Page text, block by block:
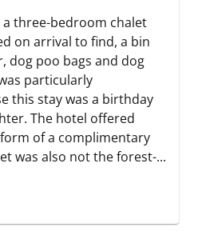
three-bedroom chalet
on arrival to find, a bin
dog poo bags and dog
particularly
this stay was a birthday
The hotel offered
of a complimentary
was also not the forest-...